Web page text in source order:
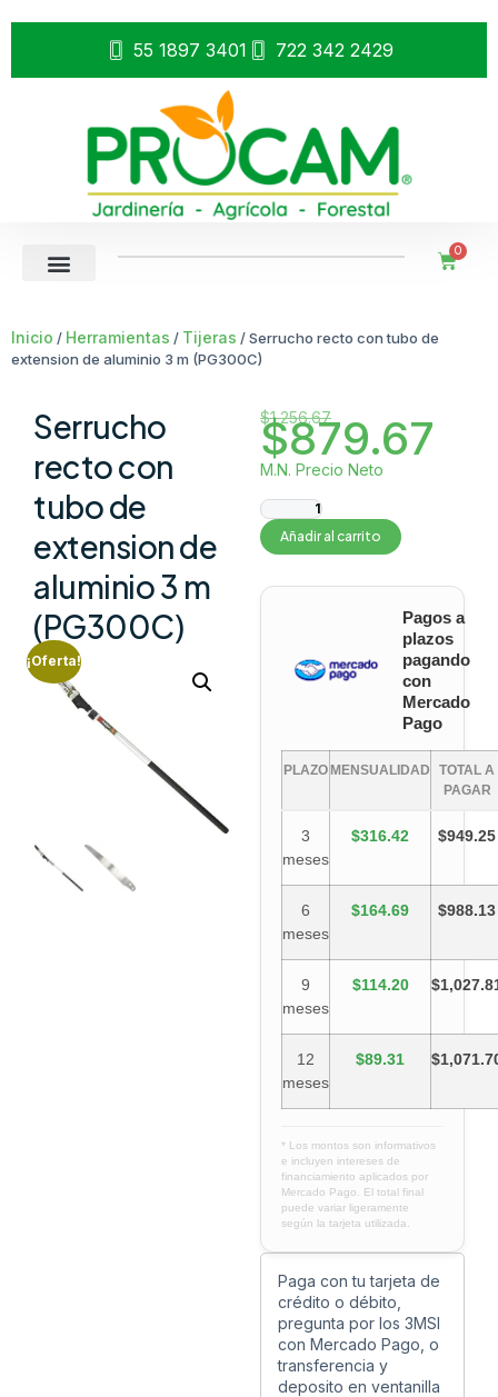
55 1897 3401 722 342 2429
0
Inicio / Herramientas / Tijeras / Serrucho recto con tubo de
extension de aluminio 3 m (PG300C)
Serrucho
recto con
tubo de
extension de
aluminio 3 m
(PG300C)
¡Oferta!
$1,256.67
$879.67
M.N. Precio Neto
Añadir al carrito
Pagos a
plazos
pagando
con
Mercado
Pago
PLAZO MENSUALIDAD
TOTAL A
PAGAR
3
meses
$316.42 $949.25
6
meses
$164.69 $988.13
9
meses
$114.20
12
meses
$89.31
* Los montos son informativos
e incluyen intereses de
financiamiento aplicados por
Mercado Pago. El total final
puede variar ligeramente
según la tarjeta utilizada.
Paga con tu tarjeta de
crédito o débito,
pregunta por los 3MSI
con Mercado Pago, o
transferencia y
deposito en ventanilla